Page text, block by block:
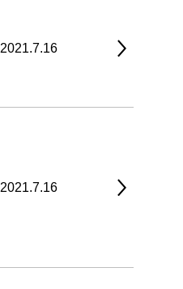
2021.7.16
2021.7.16